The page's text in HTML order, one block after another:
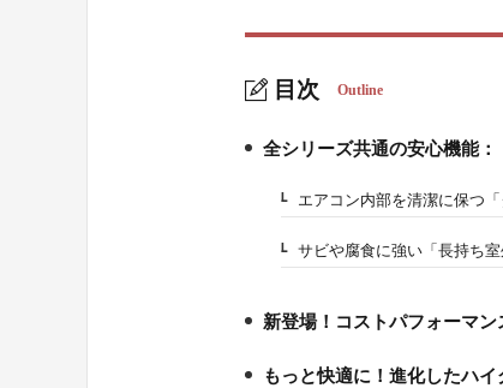
目次 Outline
1.
全シリーズ共通の安心機能：
1-1.エアコン内部を清潔に保つ「
1-2.サビや腐食に強い「長持ち室
2.
新登場！コストパフォーマン
もっと快適に！進化したハイ